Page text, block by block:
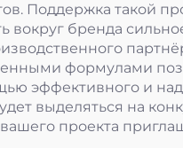
Поддержка такой
вокруг бренда
формулами
эффективного и
выделяться на
проекта